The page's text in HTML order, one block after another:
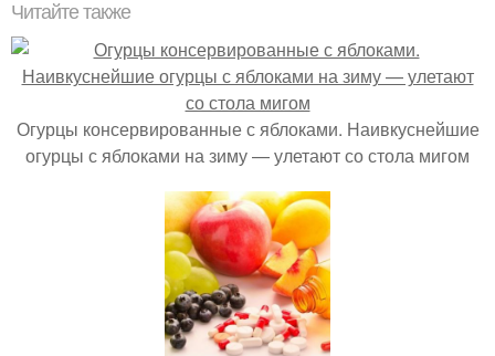
Читайте также
Огурцы консервированные с яблоками. Наивкуснейшие
огурцы с яблоками на зиму — улетают со стола мигом